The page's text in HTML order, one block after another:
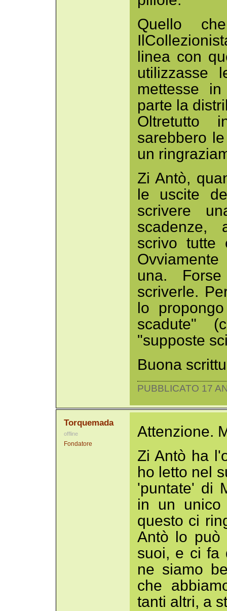
Quello
linea con
utilizzasse
mettesse
parte la
Oltretutto
sarebbero
un
Zi Antò,
le uscite
scrivere
scadenze,
scrivo tutte
una.
scriverle.
lo
scadute"
"supposte
Buona
PUBBLICATO 17
Torquemada
offline
Fondatore
Attenzione.
Zi Antò ha
ho letto nel
'puntate' di
in un unico
questo ci
Antò lo può
suoi, e ci fa
ne siamo
che
tanti altri, a